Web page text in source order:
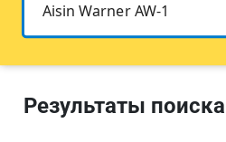
Результаты